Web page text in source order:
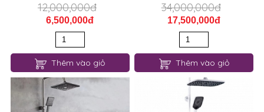
12,000,000đ
6,500,000đ
Thêm vào giỏ
34,000,000đ
17,500,000đ
Thêm vào giỏ